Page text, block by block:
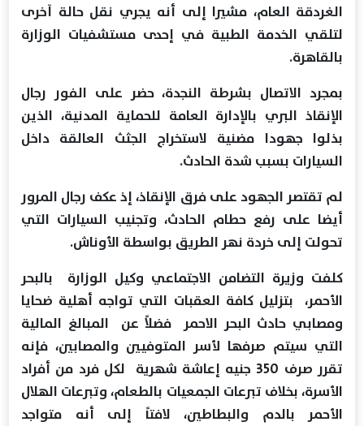
الغردقة العام، مشيرا إلى أنه يجري نقل حالة آخرى
لتلقي الخدمة الطبية في إحدى مستشفيات الوزارة
بالقاهرة.
بمجرد الاتصال بشرطة النجدة، حضر على الفور رجال
الإنقاذ البري بالإدارة العامة للحماية المدنية، الذين
بذلوا جهودا مضنية لاستخراج الجثث العالقة داخل
السيارات بسبب شدة الحادث.
لم تقتصر الجهود على فرق الإنقاذ، إذ عكف رجال المرور
أيضا على رفع حطام الحادث، وتجنيب السيارات التي
تحولت إلى خردة نهر الطريق بواسطة الأوناش.
كلفت وزيرة التضامن الاجتماعي وكيل الوزارة بالبحر
الأحمر، بتزليل كافة العقبات التي تواجه أهلية ضحايا
ومصابي حادث البحر الاحمر فضلاً عن المبالغ المالية
التي سيتم صرفها لأسر المتوفيين والمصابين، فإنه
تقرر صرف 350 جنيه إعاشة شهرية لكل فرد من أفراد
الأسرة، بخلاف تبرعات الجمعيات بالطعام، وتبرعات الهلال
الأحمر بالدم والبطاطين، لافتاً إلى أنه متواجد